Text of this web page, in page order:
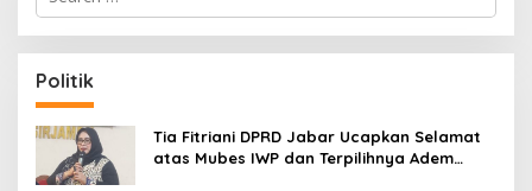
r
c
h
f
o
:
Politik
Tia Fitriani DPRD Jabar Ucapkan Selamat
atas Mubes IWP dan Terpilihnya Adem